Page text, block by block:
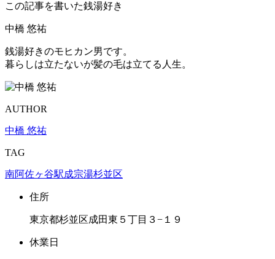
この記事を書いた銭湯好き
中橋 悠祐
銭湯好きのモヒカン男です。
暮らしは立たないが髪の毛は立てる人生。
AUTHOR
中橋 悠祐
TAG
南阿佐ヶ谷駅成宗湯杉並区
住所
東京都杉並区成田東５丁目３−１９
休業日